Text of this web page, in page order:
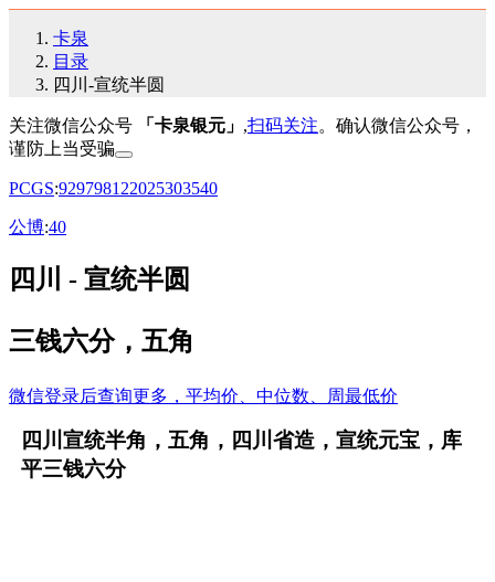
卡泉
目录
四川-宣统半圆
关注微信公众号 「卡泉银元」 ,扫码关注。确认微信公众号，
谨防上当受骗
PCGS:929798122025303540
公博:40
四川 - 宣统半圆
三钱六分，五角
微信登录后查询更多，平均价、中位数、周最低价
四川宣统半角，五角，四川省造，宣统元宝，库
平三钱六分